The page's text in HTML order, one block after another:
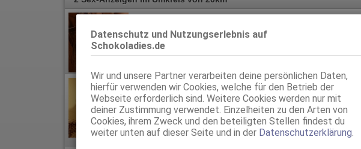
Datenschutz und Nutzungserlebnis auf
Schokoladies.de
Wir und unsere Partner verarbeiten deine persönlichen Daten,
hierfür verwenden wir Cookies, welche für den Betrieb der
Webseite erforderlich sind. Weitere Cookies werden nur mit
deiner Zustimmung verwendet. Einzelheiten zu den Arten von
Cookies, ihrem Zweck und den beteiligten Stellen findest du
weiter unten auf dieser Seite und in der Datenschutzerklärung.
Köln
Charlotte - Miss Karibik NEU
75C, KF 36, 1.74m, total rasiert, karibisch
AV, 69, NSa, BV, Schmu., Kuscheln, AV b. Ihm, DSp
Leverkusen
15.6km, Fürstenbergstr. 3a
Vollbusige, rassige LADY VANESSA
36 Jahre, 85D, KF 40, 1.65m, teilrasiert, karibisch
ZK, 69, GF6, NSa, Franz b. Ihr, BV, Schmu., Kuscheln